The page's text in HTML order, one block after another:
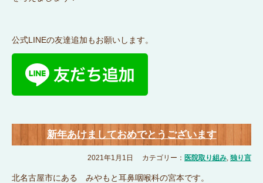
公式LINEの友達追加もお願いします。
新年あけましておめでとうございます
2021年1月1日 カテゴリー： 医院取り組み 独り言
北名古屋市にある みやもと耳鼻咽喉科の宮本です。